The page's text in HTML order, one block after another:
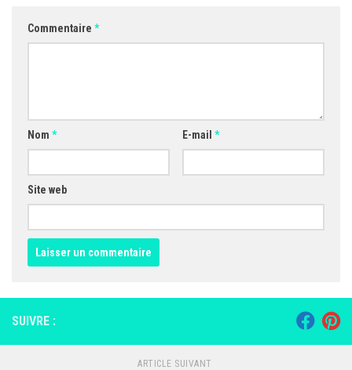
Commentaire *
Nom * E-mail *
Site web
SUIVRE :
ARTICLE SUIVANT